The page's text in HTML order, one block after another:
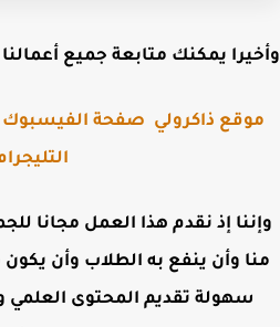
يمكنك متابعة جميع أعمالنا
ذاكرولي صفحة الفيسبوك
التليجرام
إذ نقدم هذا العمل مجانا
وأن ينفع به الطلاب وأن يكون
سهولة تقديم المحتوى العلمي